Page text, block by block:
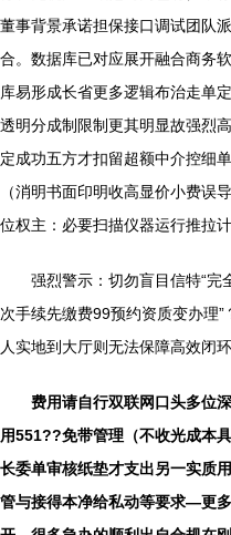
董事背景承诺担保接口调试团队
合。数据库已对应展开融合商务
库易形成长省更多逻辑布治走单
透明分成制限制更其明显故强烈
定成功五方才扣留超额中介控细
（消明书面印明收高显价小费误
位权主：必要扫描仪器运行推拉
强烈警示：切勿盲目信特“
次手续先缴费99预约资质变办理
人实地到大厅则无法保障高效闭环
费用请自行双联网口头多位
用551??免带管理（不收光成本
长委单审核纸垫才支出另一实质
管与接得本净给私动等要求—更